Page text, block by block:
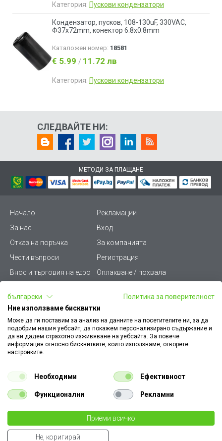
€ 7.50
Категория: Пускови кондензатори
Кондензатор, пусков, 108-130uF, 330VAC,
Ф37x72mm, конектор 6.8x0.8mm
Каталожен номер: 18581
€ 5.99 / 11.72 лв
Категория: Пускови кондензатори
СЛЕДВАЙТЕ НИ:
МЕТОДИ ЗА ПЛАЩАНЕ
Начало
Рекламации
За нас
Вход
Отказ на поръчка
За компанията
Чести въпроси
Регистрация
Внос и търговия на едро
Оплакване / похвала
Условия за ползване
Стани дистрибутор
Карта на сайта
Кариери
Как да намеря документ
към поръчка
Платформа за AРС
Конфигуратор за ел.
ключове и контакти
Уважаеми Клиенти, моля да имате предвид, че всички изображения на
нашия сайт са илюстративни,
те могат да се различават от действителния изглед на продукта без това да
променя неговите технически характеристики по някакъв начин.
български
Политика за поверителност
Ние използваме бисквитки
Може да ги поставим за анализ на данните на посетителите ни, за да
подобрим нашия уебсайт, да покажем персонализирано съдържание и
да ви дадем страхотно изживяване на уебсайта. За повече
информация относно бисквитките, които използваме, отворете
настройките.
Необходими Ефективност
Функционални Рекламни
Приеми всичко
Не, коригирай